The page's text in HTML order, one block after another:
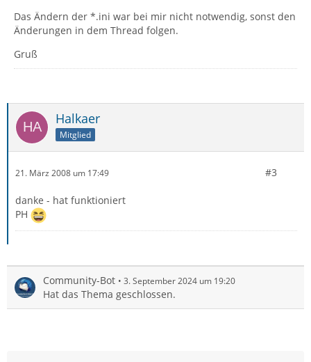
Das Ändern der *.ini war bei mir nicht notwendig, sonst den
Änderungen in dem Thread folgen.
Gruß
Halkaer
Mitglied
21. März 2008 um 17:49 #3
danke - hat funktioniert
PH
Community-Bot 3. September 2024 um 19:20
Hat das Thema geschlossen.